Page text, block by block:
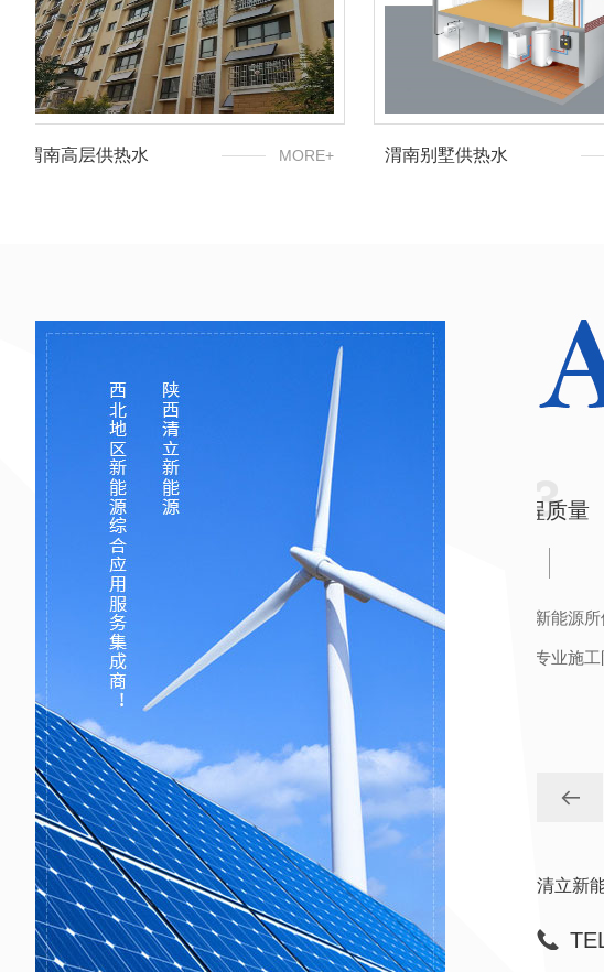
渭南别墅供热水 MORE+ 渭南太阳能光伏照明
均来自国内外 品牌，依托新技术与建筑一体化要求提供设计方案，并
保障，客户使用无忧。
04
承接定
可根据
户欢迎。
清立新